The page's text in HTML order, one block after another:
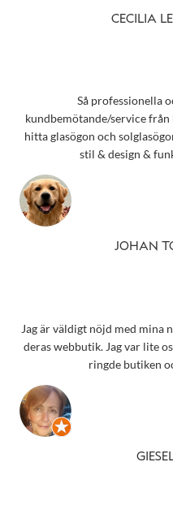
CECILIA
Så professionella
kundbemötande/service
hitta glasögon och
stil & design &
JOHAN
Jag är väldigt nöjd med mina
deras webbutik. Jag var lite
ringde butiken